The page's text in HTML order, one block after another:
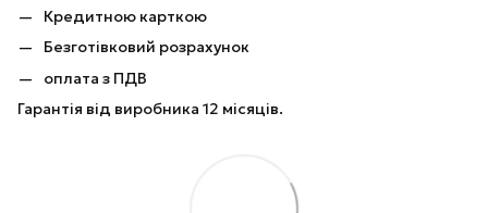
Кредитною карткою
Безготівковий розрахунок
оплата з ПДВ
Гарантія від виробника 12 місяців.